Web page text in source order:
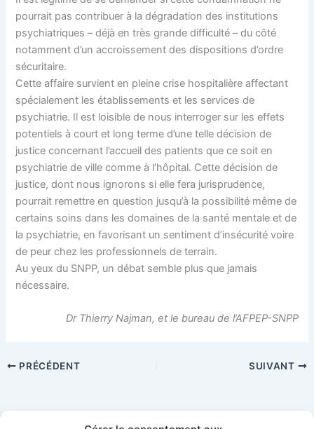
pourrait pas contribuer à la dégradation des institutions
psychiatriques – déjà en très grande difficulté – du côté
notamment d’un accroissement des dispositions d’ordre
sécuritaire.
Cette affaire survient en pleine crise hospitalière affectant
spécialement les établissements et les services de
psychiatrie. Il est loisible de nous interroger sur les effets
potentiels à court et long terme d’une telle décision de
justice concernant l’accueil des patients que ce soit en
psychiatrie de ville comme à l’hôpital. Cette décision de
justice, dont nous ignorons si elle fera jurisprudence,
pourrait remettre en question jusqu’à la possibilité même de
certains soins dans les domaines de la santé mentale et de
la psychiatrie, en favorisant un sentiment d’insécurité voire
de peur chez les professionnels de terrain.
Au yeux du SNPP, un débat semble plus que jamais
nécessaire.
Dr Thierry Najman, et le bureau de l’AFPEP-SNPP
PRÉCÉDENT SUIVANT